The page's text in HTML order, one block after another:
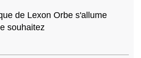
de Lexon Orbe s'allume
souhaitez